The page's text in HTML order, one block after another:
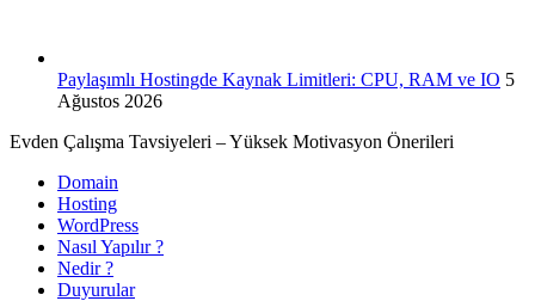
Paylaşımlı Hostingde Kaynak Limitleri: CPU, RAM ve IO 5
Ağustos 2026
Evden Çalışma Tavsiyeleri – Yüksek Motivasyon Önerileri
Domain
Hosting
WordPress
Nasıl Yapılır ?
Nedir ?
Duyurular